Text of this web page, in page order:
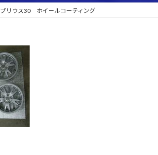
プリウス30 ホイールコーティング